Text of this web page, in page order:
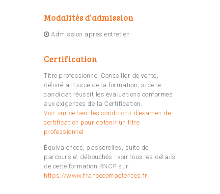
Modalités d’admission
Admission après entretien.
Certification
Titre professionnel Conseiller de vente,
délivré à l’issue de la formation, si ce le
candidat réussit les évaluations conformes
aux exigences de la Certification.
Voir sur ce lien les conditions d’examen de
certification pour obtenir un titre
professionnel
Équivalences, passerelles, suite de
parcours et débouchés : voir tous les détails
de cette formation RNCP sur :
https://www.francecompetences.fr